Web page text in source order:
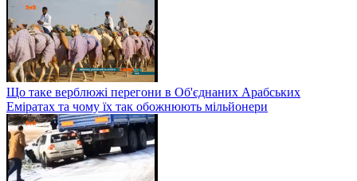
Що таке верблюжі перегони в Об'єднаних Арабських
Еміратах та чому їх так обожнюють мільйонери